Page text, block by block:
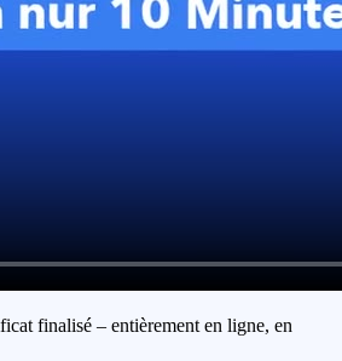
finalisé – entièrement en ligne, en